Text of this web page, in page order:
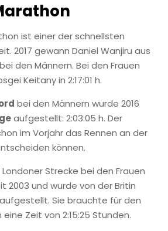
ist einer der schnellsten
2017 gewann Daniel Wanjiru aus
den Männern. Bei den Frauen
Keitany in 2:17:01 h.
bei den Männern wurde 2016
aufgestellt: 2:03:05 h. Der
im Vorjahr das Rennen an der
können.
Strecke bei den Frauen
2003 und wurde von der Britin
aufgestellt. Sie brauchte für den
Zeit von 2:15:25 Stunden.